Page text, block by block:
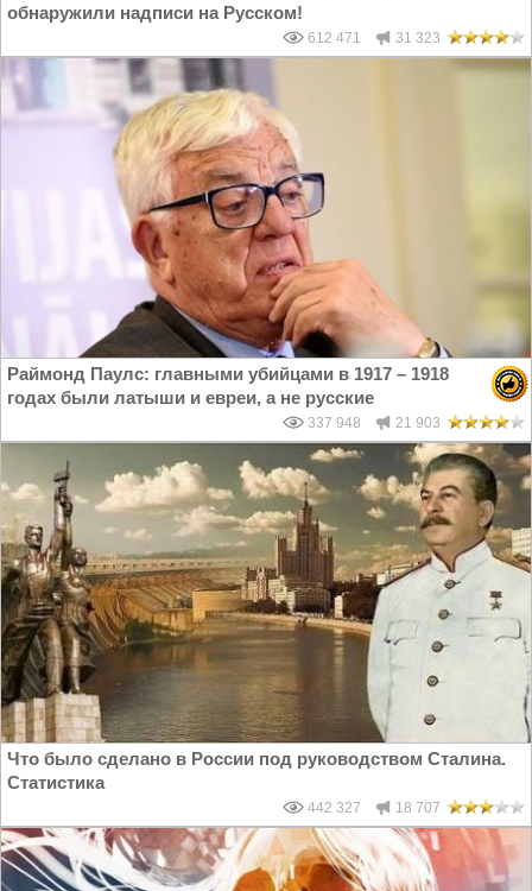
обнаружили надписи на Русском!
612 471 31 323
Раймонд Паулс: главными убийцами в 1917 – 1918
годах были латыши и евреи, а не русские
337 948 21 903
Что было сделано в России под руководством Сталина.
Статистика
442 327 18 707